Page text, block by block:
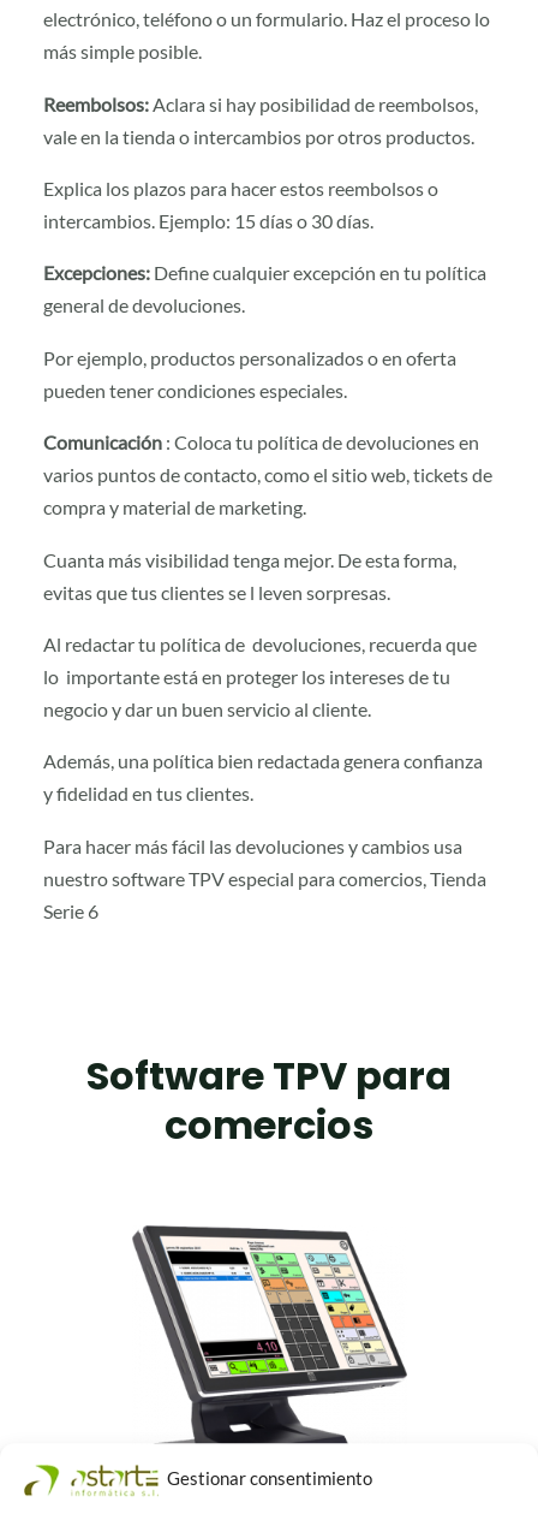
Gestionar consentimiento
electrónico, teléfono o un formulario. Haz el proceso lo
más simple posible.
Reembolsos: Aclara si hay posibilidad de reembolsos,
vale en la tienda o intercambios por otros productos.
Explica los plazos para hacer estos reembolsos o
intercambios. Ejemplo: 15 días o 30 días.
Excepciones: Define cualquier excepción en tu política
general de devoluciones.
Por ejemplo, productos personalizados o en oferta
pueden tener condiciones especiales.
Comunicación : Coloca tu política de devoluciones en
varios puntos de contacto, como el sitio web, tickets de
compra y material de marketing.
Cuanta más visibilidad tenga mejor. De esta forma,
evitas que tus clientes se l leven sorpresas.
Al redactar tu política de devoluciones, recuerda que
lo importante está en proteger los intereses de tu
negocio y dar un buen servicio al cliente.
Además, una política bien redactada genera confianza
y fidelidad en tus clientes.
Para hacer más fácil las devoluciones y cambios usa
nuestro software TPV especial para comercios, Tienda
Serie 6
Software TPV para
comercios